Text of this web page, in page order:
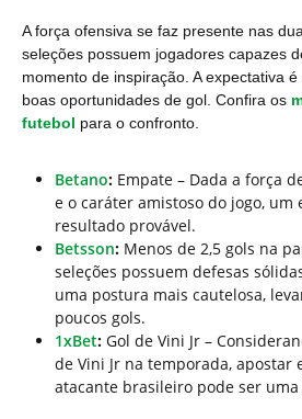
A força ofensiva se faz presente nas
seleções possuem jogadores capazes
momento de inspiração. A expectativa
boas oportunidades de gol. Confira os
futebol para o confronto.
Betano: Empate – Dada a força
e o caráter amistoso do jogo, um
resultado provável.
Betsson: Menos de 2,5 gols na
seleções possuem defesas
uma postura mais cautelosa,
poucos gols.
1xBet: Gol de Vini Jr –
de Vini Jr na temporada, apostar
atacante brasileiro pode ser uma